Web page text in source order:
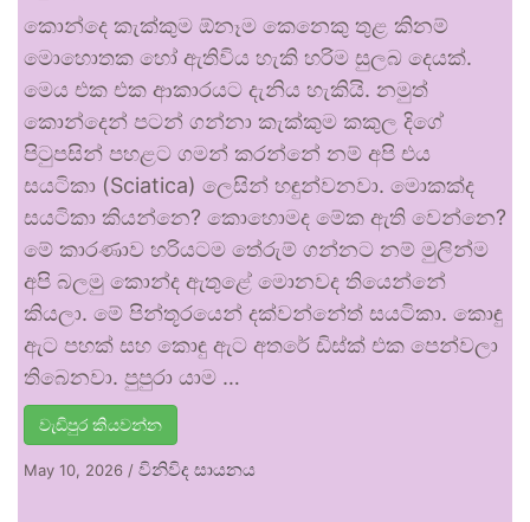
කොන්දෙ කැක්කුම ඕනෑම කෙනෙකු තුළ කිනම්
මොහොතක හෝ ඇතිවිය හැකි හරිම සුලබ දෙයක්.
මෙය එක එක ආකාරයට දැනිය හැකියි. නමුත්
කොන්දෙන් පටන් ගන්නා කැක්කුම කකුල දිගේ
පිටුපසින් පහළට ගමන් කරන්නේ නම් අපි එය
සයටිකා (Sciatica) ලෙසින් හඳුන්වනවා. මොකක්ද
සයටිකා කියන්නෙ? කොහොමද මේක ඇති වෙන්නෙ?
මේ කාරණාව හරියටම තේරුම් ගන්නට නම් මුලින්ම
අපි බලමු කොන්ද ඇතුළේ මොනවද තියෙන්නේ
කියලා. මේ පින්තූරයෙන් දක්වන්නේත් සයටිකා. කොඳු
ඇට පහක් සහ කොඳු ඇට අතරේ ඩිස්ක් එක පෙන්වලා
තිබෙනවා. පුපුරා යාම …
වැඩිපුර කියවන්න
May 10, 2026 / විනිවිද සායනය